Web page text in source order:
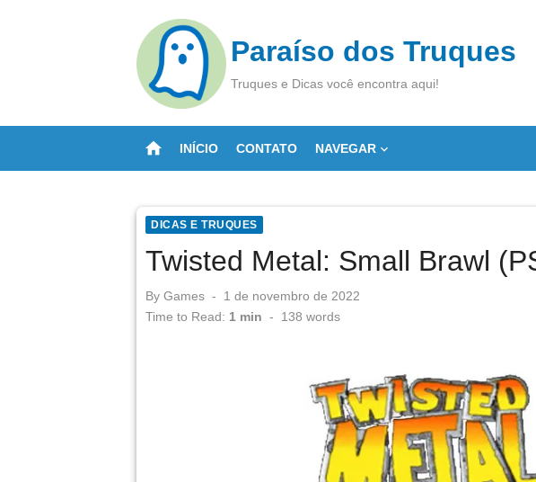
Paraíso dos Truques
Truques e Dicas você encontra aqui!
home INÍCIO CONTATO NAVEGAR
DICAS E TRUQUES
Twisted Metal: Small Brawl
By Games
Posted
on
1 de novembro de 2022
Time to Read: 1 min - 138 words